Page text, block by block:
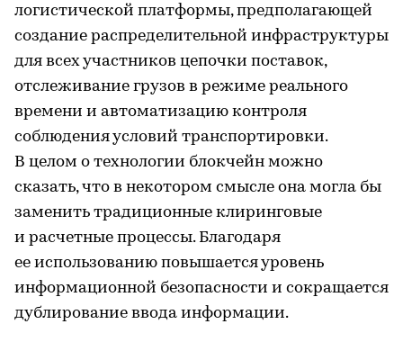
логистической платформы, предполагающей
создание распределительной инфраструктуры
для всех участников цепочки поставок,
отслеживание грузов в режиме реального
времени и автоматизацию контроля
соблюдения условий транспортировки.
В целом о технологии блокчейн можно
сказать, что в некотором смысле она могла бы
заменить традиционные клиринговые
и расчетные процессы. Благодаря
ее использованию повышается уровень
информационной безопасности и сокращается
дублирование ввода информации.